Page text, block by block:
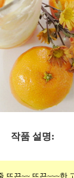
작품 설명:
뜨끈~~ 뜨끈~~~한